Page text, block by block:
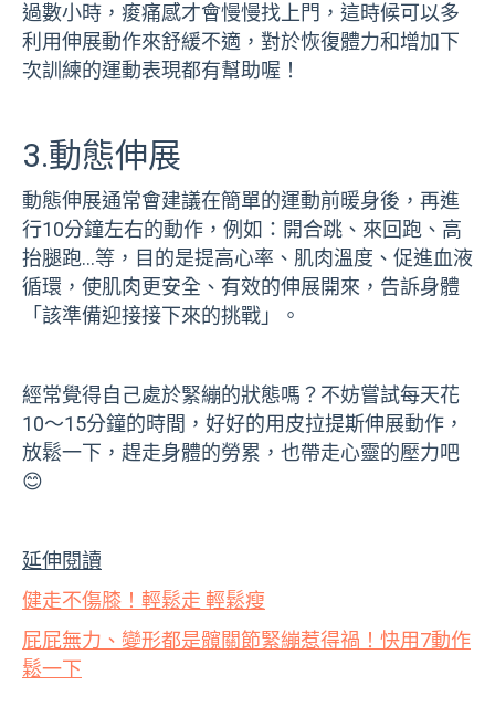
過數小時，痠痛感才會慢慢找上門，這時候可以多
利用伸展動作來舒緩不適，對於恢復體力和增加下
次訓練的運動表現都有幫助喔！
3.動態伸展
動態伸展通常會建議在簡單的運動前暖身後，再進
行10分鐘左右的動作，例如：開合跳、來回跑、高
抬腿跑…等，目的是提高心率、肌肉溫度、促進血液
循環，使肌肉更安全、有效的伸展開來，告訴身體
「該準備迎接接下來的挑戰」。
經常覺得自己處於緊繃的狀態嗎？不妨嘗試每天花
10～15分鐘的時間，好好的用皮拉提斯伸展動作，
放鬆一下，趕走身體的勞累，也帶走心靈的壓力吧
😊
延伸閱讀
健走不傷膝！輕鬆走 輕鬆瘦
屁屁無力、變形都是髖關節緊繃惹得禍！快用7動作
鬆一下